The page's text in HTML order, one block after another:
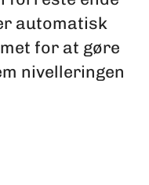
automatisk
for at gøre
nivelleringen